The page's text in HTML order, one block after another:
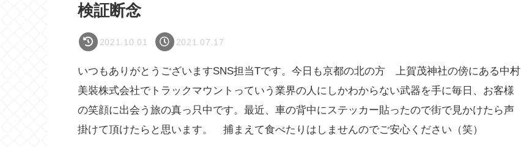
検証断念
2021.10.01 2021.07.17
いつもありがとうございますSNS担当Tです。今日も京都の北の方 上賀茂神社の傍にある中村
美裝株式会社でトラックマウントっていう業界の人にしかわからない武器を手に毎日、お客様
の笑顔に出会う旅の真っ只中です。最近、車の背中にステッカー貼ったので街で見かけたら声
掛けて頂けたらと思います。 捕まえて食べたりはしませんのでご安心ください（笑）